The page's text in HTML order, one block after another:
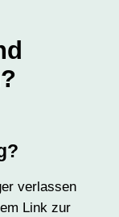
verlassen
Link zur